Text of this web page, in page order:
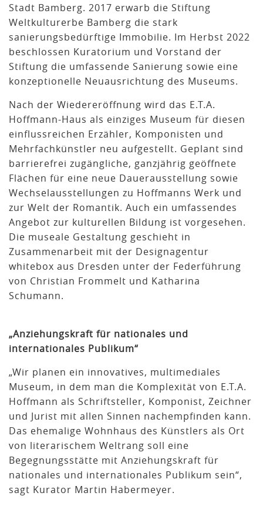
Stadt Bamberg. 2017 erwarb die Stiftung
Weltkulturerbe Bamberg die stark
sanierungsbedürftige Immobilie. Im Herbst 2022
beschlossen Kuratorium und Vorstand der
Stiftung die umfassende Sanierung sowie eine
konzeptionelle Neuausrichtung des Museums.
Nach der Wiedereröffnung wird das E.T.A.
Hoffmann-Haus als einziges Museum für diesen
einflussreichen Erzähler, Komponisten und
Mehrfachkünstler neu aufgestellt. Geplant sind
barrierefrei zugängliche, ganzjährig geöffnete
Flächen für eine neue Dauerausstellung sowie
Wechselausstellungen zu Hoffmanns Werk und
zur Welt der Romantik. Auch ein umfassendes
Angebot zur kulturellen Bildung ist vorgesehen.
Die museale Gestaltung geschieht in
Zusammenarbeit mit der Designagentur
whitebox aus Dresden unter der Federführung
von Christian Frommelt und Katharina
Schumann.
„Anziehungskraft für nationales und
internationales Publikum“
„Wir planen ein innovatives, multimediales
Museum, in dem man die Komplexität von E.T.A.
Hoffmann als Schriftsteller, Komponist, Zeichner
und Jurist mit allen Sinnen nachempfinden kann.
Das ehemalige Wohnhaus des Künstlers als Ort
von literarischem Weltrang soll eine
Begegnungsstätte mit Anziehungskraft für
nationales und internationales Publikum sein“,
sagt Kurator Martin Habermeyer.